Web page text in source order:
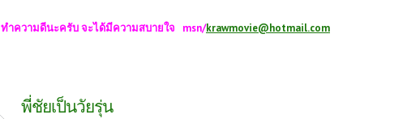
ทำความดีนะครับ จะได้มีความสบายใจ msn/krawmovie@hotmail.com
พี่ชัยเป็นวัยรุ่น